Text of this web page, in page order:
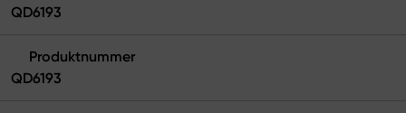
QD6193
Produktnummer
QD6193